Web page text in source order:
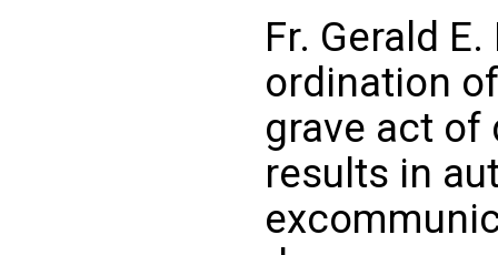
Fr. Gerald
ordination
grave act of
results in